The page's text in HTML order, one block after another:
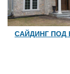
САЙДИНГ ПОД